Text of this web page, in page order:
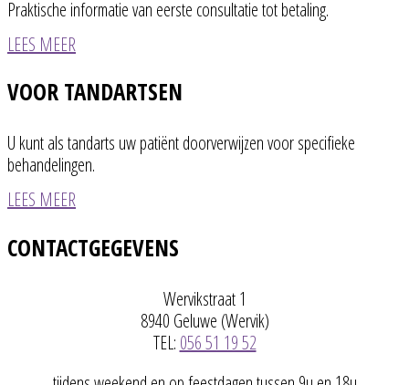
Praktische informatie van eerste consultatie tot betaling.
LEES MEER
VOOR TANDARTSEN
U kunt als tandarts uw patiënt doorverwijzen voor specifieke
behandelingen.
LEES MEER
CONTACTGEGEVENS
Wervikstraat 1
8940 Geluwe (Wervik)
TEL: 056 51 19 52